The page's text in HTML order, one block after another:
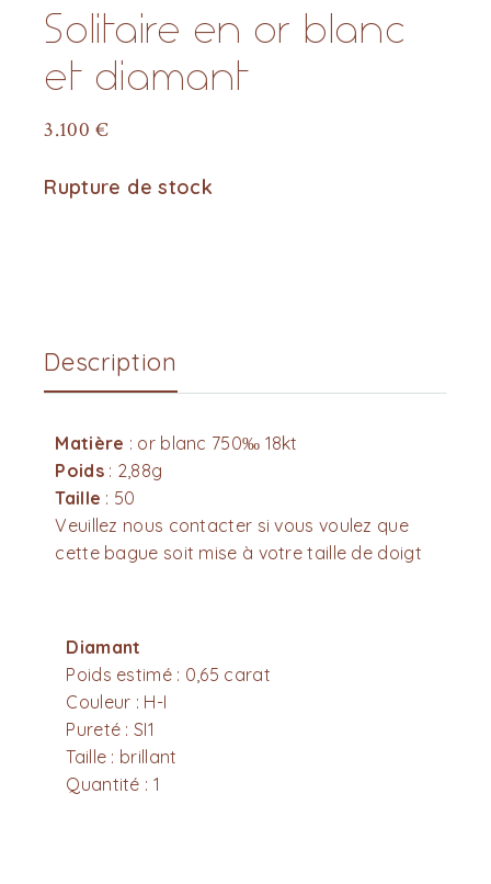
Solitaire en or blanc
et diamant
3.100 €
Rupture de stock
Description
Matière : or blanc 750‰ 18kt
Poids: 2,88g
Taille : 50
Veuillez nous contacter si vous voulez que
cette bague soit mise à votre taille de doigt
Diamant
Poids estimé : 0,65 carat
Couleur : H-I
Pureté : SI1
Taille : brillant
Quantité : 1